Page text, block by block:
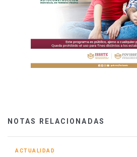
NOTAS RELACIONADAS
ACTUALIDAD